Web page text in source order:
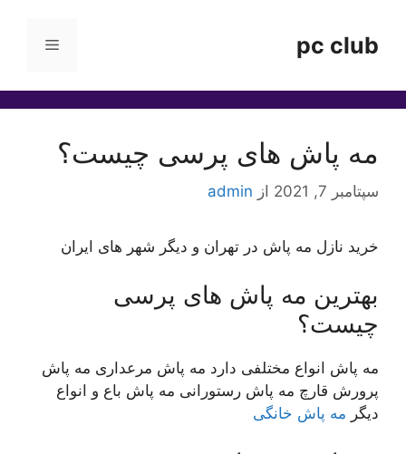
محتواpc club فهرست
مه پاش های پرسی چیست؟
سپتامبر 7, 2021 از admin
خرید نازل مه پاش در تهران و دیگر شهر های ایران
بهترین مه پاش های پرسی
چیست؟
مه پاش انواع مختلفی دارد مه پاش مرعداری مه پاش
پرورش قارچ مه پاش رستورانی مه پاش باع و انواع
دیگر مه پاش خانگی